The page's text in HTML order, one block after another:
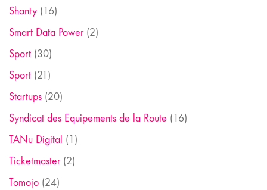
Shanty (16)
Smart Data Power(2)
Sport (30)
Sport (21)
Startups (20)
Syndicat des Equipements de la Route (16)
TANu Digital (1)
Ticketmaster(2)
Tomojo (24)